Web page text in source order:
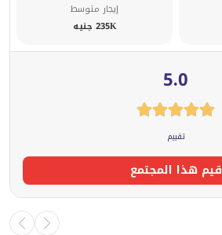
إيجار متوسط
235K جنيه
5.0
تقييم
قيم هذا المجتمع